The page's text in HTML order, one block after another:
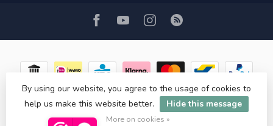
© Copyright 2026 ASATGROOTHANDEL.NL
By using our website, you agree to the usage of cookies to
help us make this website better.
Hide this message
More on cookies »